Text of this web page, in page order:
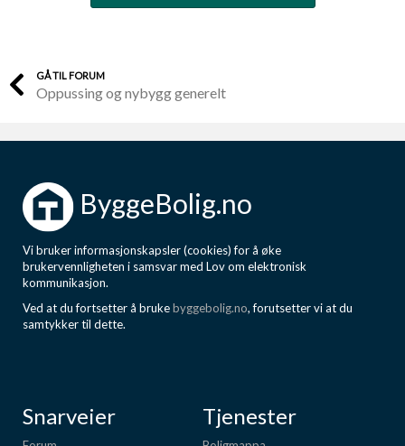
GÅ TIL FORUM
Oppussing og nybygg generelt
ByggeBolig.no
Vi bruker informasjonskapsler (cookies) for å øke
brukervennligheten i samsvar med Lov om elektronisk
kommunikasjon.
Ved at du fortsetter å brukebyggebolig.no, forutsetter vi at du
samtykker til dette.
Snarveier Tjenester